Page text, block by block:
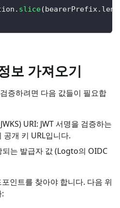
. slice(bearerPrefix .
보 가져오기
증하려면 다음 값들이 필요합
URI: JWT 서명을 검증하는
개 키 URL입니다.
는 발급자 값 (Logto의 OIDC
인트를 찾아야 합니다. 다음 위